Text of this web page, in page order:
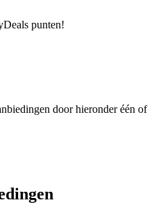
punten!
door hieronder één of